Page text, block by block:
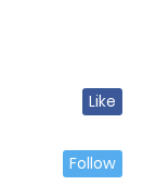
Like
Follow